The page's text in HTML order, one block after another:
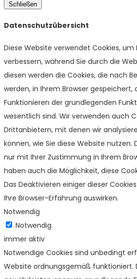
Schließen
Datenschutzübersicht
Diese Website verwendet Cookies, um
verbessern, während Sie durch die
diesen werden die Cookies, die nach
werden, in Ihrem Browser gespeichert,
Funktionieren der grundlegenden
wesentlich sind. Wir verwenden auch
Drittanbietern, mit denen wir
können, wie Sie diese Website nutzen.
nur mit Ihrer Zustimmung in Ihrem
haben auch die Möglichkeit, diese
Das Deaktivieren einiger dieser
Ihre Browser-Erfahrung auswirken.
Notwendig
Notwendig
immer aktiv
Notwendige Cookies sind unbedingt
Website ordnungsgemäß funktioniert.